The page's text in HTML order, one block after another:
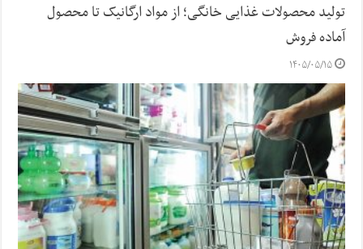
تولید محصولات غذایی خانگی؛ از مواد ارگانیک تا محصول
آماده فروش
۱۴۰۵/۰۵/۱۵